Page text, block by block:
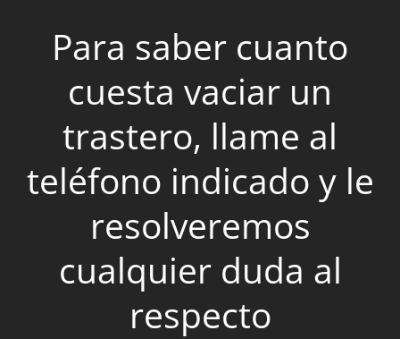
Para saber cuanto
cuesta vaciar un
trastero, llame al
teléfono indicado y le
resolveremos
cualquier duda al
respecto